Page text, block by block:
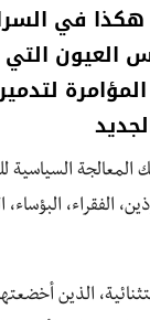
هكذا في
العيون
المعالجة السياسية
الفقراء، البؤساء،
الذين